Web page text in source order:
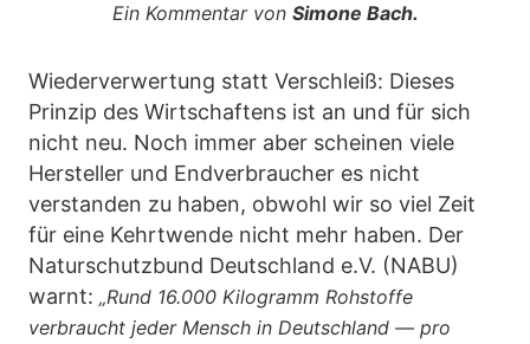
Ein Kommentar von Simone Bach.
Wiederverwertung statt Verschleiß: Dieses
Prinzip des Wirtschaftens ist an und für sich
nicht neu. Noch immer aber scheinen viele
Hersteller und Endverbraucher es nicht
verstanden zu haben, obwohl wir so viel Zeit
für eine Kehrtwende nicht mehr haben. Der
Naturschutzbund Deutschland e.V. (NABU)
warnt: „Rund 16.000 Kilogramm Rohstoffe
verbraucht jeder Mensch in Deutschland — pro